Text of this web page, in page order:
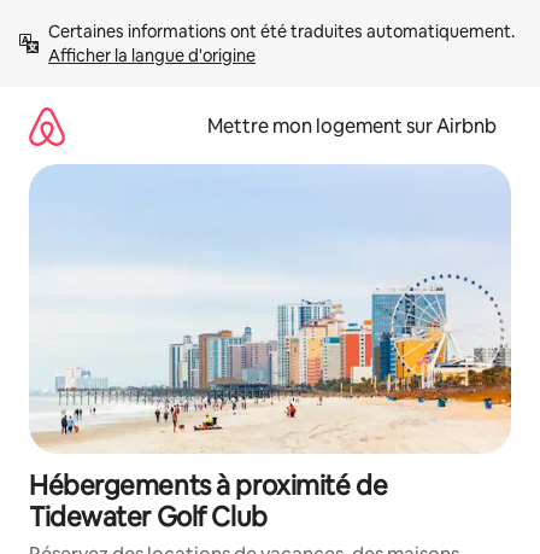
directement
Afficher la langue d'origine
Mettre mon logement sur Airbnb
Hébergements à proximité de
Tidewater Golf Club